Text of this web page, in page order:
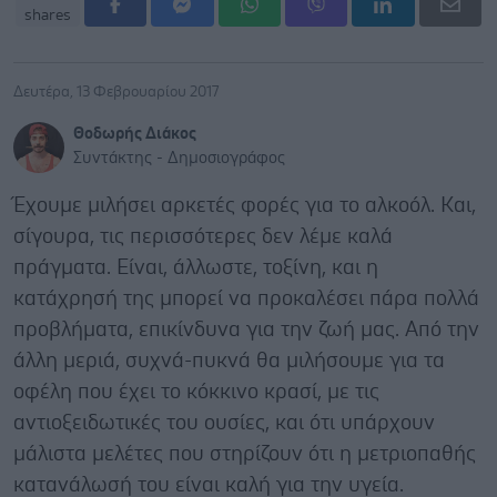
shares
Δευτέρα, 13 Φεβρουαρίου 2017
Θοδωρής Διάκος
Συντάκτης - Δημοσιογράφος
Έχουμε μιλήσει αρκετές φορές για το αλκοόλ. Και,
σίγουρα, τις περισσότερες δεν λέμε καλά
πράγματα. Είναι, άλλωστε, τοξίνη, και η
κατάχρησή της μπορεί να προκαλέσει πάρα πολλά
προβλήματα, επικίνδυνα για την ζωή μας. Από την
άλλη μεριά, συχνά-πυκνά θα μιλήσουμε για τα
οφέλη που έχει το κόκκινο κρασί, με τις
αντιοξειδωτικές του ουσίες, και ότι υπάρχουν
μάλιστα μελέτες που στηρίζουν ότι η μετριοπαθής
κατανάλωσή του είναι καλή για την υγεία.